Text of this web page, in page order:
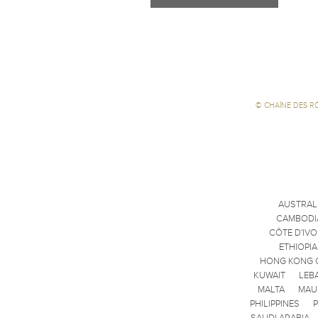
© CHAÎNE DES
CÔTE
ETHIOPIA
HONG KONG
KUWAIT
MALTA
PHILIPPINES